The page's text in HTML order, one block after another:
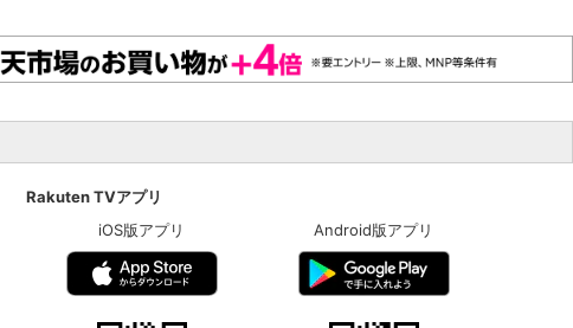
Rakuten TVアプリ
iOS版アプリ
Android版アプリ